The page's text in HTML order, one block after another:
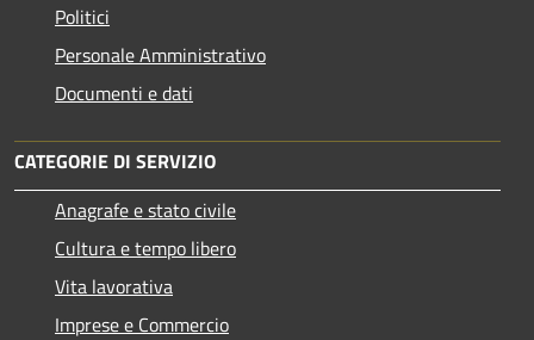
Politici
Personale Amministrativo
Documenti e dati
CATEGORIE DI SERVIZIO
Anagrafe e stato civile
Cultura e tempo libero
Vita lavorativa
Imprese e Commercio